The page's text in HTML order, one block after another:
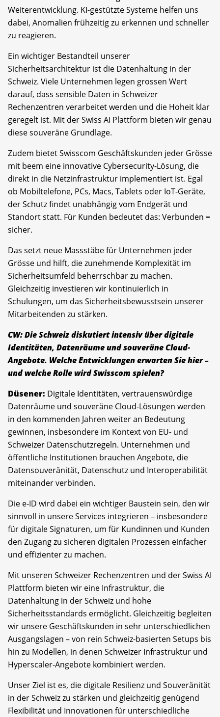
Weiterentwicklung. KI-gestützte Systeme helfen uns
dabei, Anomalien frühzeitig zu erkennen und schneller
zu reagieren.
Ein wichtiger Bestandteil unserer
Sicherheitsarchitektur ist die Datenhaltung in der
Schweiz. Viele Unternehmen legen grossen Wert
darauf, dass sensible Daten in Schweizer
Rechenzentren verarbeitet werden und die Hoheit klar
geregelt ist. Mit der Swiss AI Plattform bieten wir genau
diese souveräne Grundlage.
Zudem bietet Swisscom Geschäftskunden jeder Grösse
mit beem eine innovative Cybersecurity-Lösung, die
direkt in die Netzinfrastruktur implementiert ist. Egal
ob Mobiltelefone, PCs, Macs, Tablets oder IoT-Geräte,
der Schutz findet unabhängig vom Endgerät und
Standort statt. Für Kunden bedeutet das: Verbunden =
sicher.
Das setzt neue Massstäbe für Unternehmen jeder
Grösse und hilft, die zunehmende Komplexität im
Sicherheitsumfeld beherrschbar zu machen.
Gleichzeitig investieren wir kontinuierlich in
Schulungen, um das Sicherheitsbewusstsein unserer
Mitarbeitenden zu stärken.
CW: Die Schweiz diskutiert intensiv über digitale
Identitäten, Datenräume und souveräne Cloud-
Angebote. Welche Entwicklungen erwarten Sie hier –
und welche Rolle wird Swisscom spielen?
Düsener: Digitale Identitäten, vertrauenswürdige
Datenräume und souveräne Cloud-Lösungen werden
in den kommenden Jahren weiter an Bedeutung
gewinnen, insbesondere im Kontext von EU- und
Schweizer Datenschutzregeln. Unternehmen und
öffentliche Institutionen brauchen Angebote, die
Datensouveränität, Datenschutz und Interoperabilität
miteinander verbinden.
Die e-ID wird dabei ein wichtiger Baustein sein, den wir
sinnvoll in unsere Services integrieren – insbesondere
für digitale Signaturen, um für Kundinnen und Kunden
den Zugang zu sicheren digitalen Prozessen einfacher
und effizienter zu machen.
Mit unseren Schweizer Rechenzentren und der Swiss AI
Plattform bieten wir eine Infrastruktur, die
Datenhaltung in der Schweiz und hohe
Sicherheitsstandards ermöglicht. Gleichzeitig begleiten
wir unsere Geschäftskunden in sehr unterschiedlichen
Ausgangslagen – von rein Schweiz-basierten Setups bis
hin zu Modellen, in denen Schweizer Infrastruktur und
Hyperscaler-Angebote kombiniert werden.
Unser Ziel ist es, die digitale Resilienz und Souveränität
in der Schweiz zu stärken und gleichzeitig genügend
Flexibilität und Innovationen für unterschiedliche